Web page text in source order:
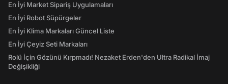
En İyi Market Sipariş Uygulamaları
En İyi Robot Süpürgeler
En İyi Klima Markaları Güncel Liste
En İyi Çeyiz Seti Markaları
Rolü İçin Gözünü Kırpmadı! Nezaket Erden'den Ultra Radikal İmaj
Değişikliği